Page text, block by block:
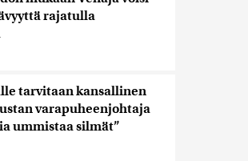
rajatulla
tarvitaan kansallinen
varapuheenjohtaja
ummistaa silmät”